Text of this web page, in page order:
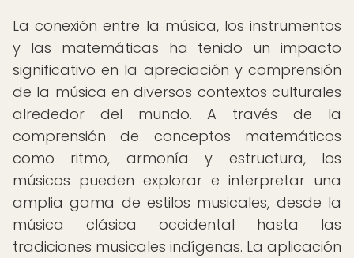
La conexión entre la música, los instrumentos
y las matemáticas ha tenido un impacto
significativo en la apreciación y comprensión
de la música en diversos contextos culturales
alrededor del mundo. A través de la
comprensión de conceptos matemáticos
como ritmo, armonía y estructura, los
músicos pueden explorar e interpretar una
amplia gama de estilos musicales, desde la
música clásica occidental hasta las
tradiciones musicales indígenas. La aplicación